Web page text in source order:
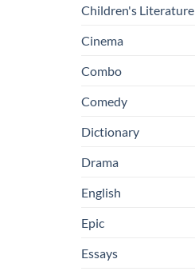
Children's Literature
Cinema
Combo
Comedy
Dictionary
Drama
English
Epic
Essays